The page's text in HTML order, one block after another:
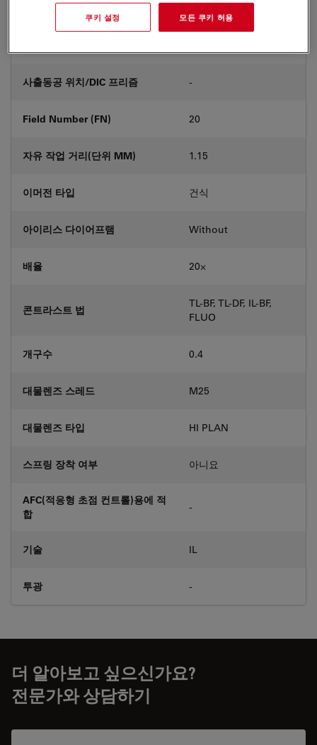
보정링(CORR)
사출동공 위치/DIC 프리즘 -
Field Number (FN) 20
자유 작업 거리(단위 MM) 1.15
이머전 타입 건식
아이리스 다이어프램 Without
배율 20⨉
콘트라스트 법
TL-BF, TL-DF, IL-BF,
FLUO
개구수 0.4
대물렌즈 스레드 M25
대물렌즈 타입 HI PLAN
스프링 장착 여부 아니요
AFC(적응형 초점 컨트롤)용에 적
합
-
기술 IL
투광 -
더 알아보고 싶으신가요?
전문가와 상담하기
쿠키 설정 모든 쿠키 허용